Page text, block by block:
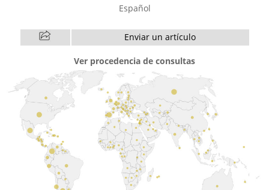
Español
Enviar un artículo
Ver procedencia de consultas